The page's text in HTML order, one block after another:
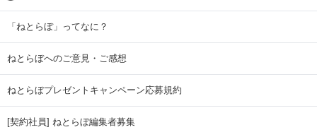
「ねとらぼ」ってなに？
ねとらぼへのご意見・ご感想
ねとらぼプレゼントキャンペーン応募規約
[契約社員] ねとらぼ編集者募集